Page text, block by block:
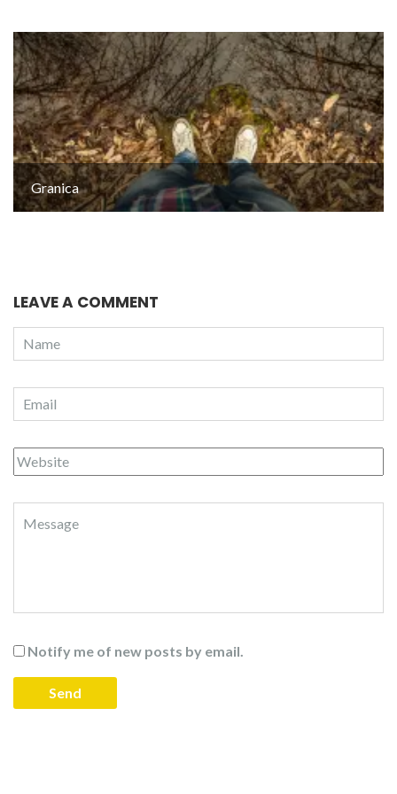
Granica
LEAVE A COMMENT
Notify me of new posts by email.